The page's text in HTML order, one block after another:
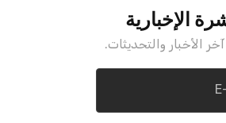
الإخبارية
الأخبار والتحديثات.